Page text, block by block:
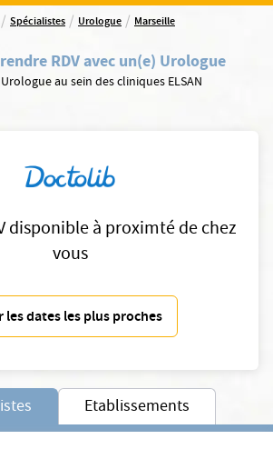
/ Spécialistes / Urologue / Marseille
RDV avec un(e) Urologue
au sein des cliniques ELSAN
disponible à proximté de chez
vous
les dates les plus proches
Etablissements